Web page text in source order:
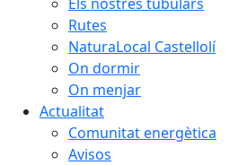
Rutes
NaturaLocal Castellolí
On dormir
On menjar
Actualitat
Comunitat energètica
Avisos